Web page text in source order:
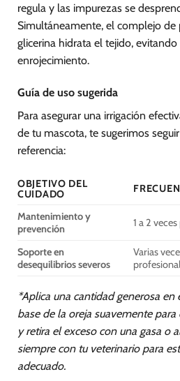
regula y las impurezas se
Simultáneamente, el complejo de
glicerina hidrata el tejido,
enrojecimiento.
Guía de uso sugerida
Para asegurar una irrigación
de tu mascota, te sugerimos
referencia:
OBJETIVO DEL
CUIDADO
Mantenimiento y
prevención
1 a 2
Soporte en
desequilibrios severos
Varias
*Aplica una cantidad generosa en
base de la oreja suavemente
y retira el exceso con una gasa o
siempre con tu veterinario para
adecuado.